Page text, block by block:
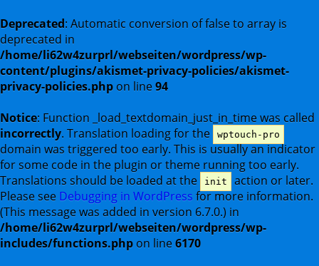
Deprecated: Automatic conversion of false to array is
deprecated in
/home/li62w4zurprl/webseiten/wordpress/wp-
content/plugins/akismet-privacy-policies/akismet-
privacy-policies.php on line94
Notice: Function _load_textdomain_just_in_time was called
incorrectly. Translation loading for the wptouch-pro
domain was triggered too early. This is usually an indicator
for some code in the plugin or theme running too early.
Translations should be loaded at the
init
action or later.
Please see Debugging in WordPress for more information.
(This message was added in version 6.7.0.) in
/home/li62w4zurprl/webseiten/wordpress/wp-
includes/functions.php on line6170